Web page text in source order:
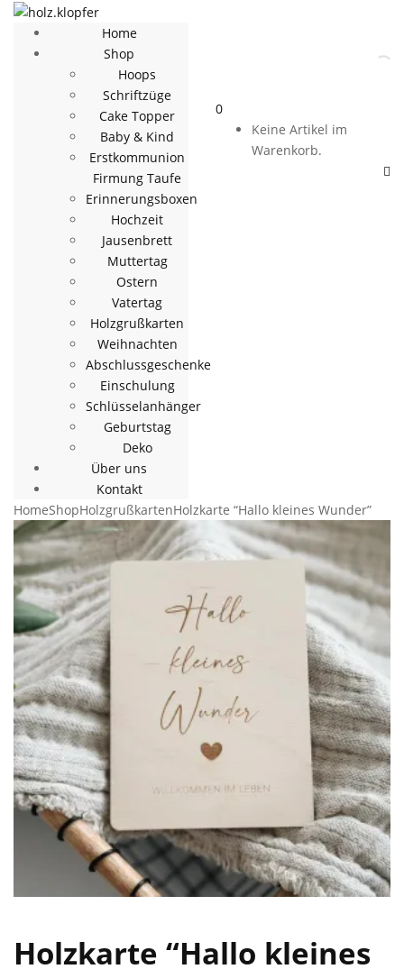
Home
Shop
Hoops
Schriftzüge
Cake Topper
Baby & Kind
Erstkommunion
Firmung Taufe
Erinnerungsboxen
Hochzeit
Jausenbrett
Muttertag
Ostern
Vatertag
Holzgrußkarten
Weihnachten
Abschlussgeschenke
Einschulung
Schlüsselanhänger
Geburtstag
Deko
Über uns
Kontakt
0
Keine Artikel im
Warenkorb.
HomeShopHolzgrußkartenHolzkarte “Hallo kleines Wunder”
Holzkarte “Hallo kleines